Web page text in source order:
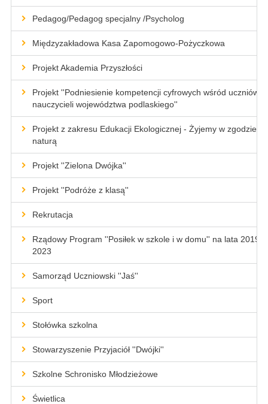
Pedagog/Pedagog specjalny /Psycholog
Międzyzakładowa Kasa Zapomogowo-Pożyczkowa
Projekt Akademia Przyszłości
Projekt ''Podniesienie kompetencji cyfrowych wśród uczniów i
nauczycieli województwa podlaskiego''
Projekt z zakresu Edukacji Ekologicznej - Żyjemy w zgodzie z
naturą
Projekt ''Zielona Dwójka''
Projekt ''Podróże z klasą''
Rekrutacja
Rządowy Program ''Posiłek w szkole i w domu'' na lata 2019-
2023
Samorząd Uczniowski ''Jaś''
Sport
Stołówka szkolna
Stowarzyszenie Przyjaciół ''Dwójki''
Szkolne Schronisko Młodzieżowe
Świetlica